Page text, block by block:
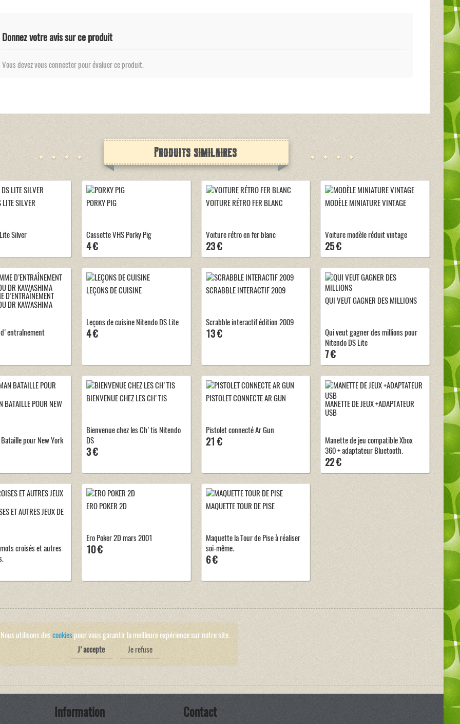
Donnez votre avis sur ce produit
Vous devez vous connecter pour évaluer ce produit.
Produits similaires
SILVER
Silver
PORKY PIG
Cassette VHS Porky Pig
4 €
VOITURE RÉTRO FER BLANC
Voiture rétro en fer blanc
23 €
MODÈLE MINIATURE VINTAGE
Voiture modèle réduit vintage
25 €
D’ENTRAÎNEMENT
DR KAWASHIMA
LEÇONS DE CUISINE
Leçons de cuisine Nitendo DS Lite
4 €
SCRABBLE INTERACTIF 2009
Scrabble interactif édition 2009
13 €
QUI VEUT GAGNER DES MILLIONS
Qui veut gagner des millions pour
Nitendo DS Lite
7 €
BATAILLE POUR NEW
pour New York
BIENVENUE CHEZ LES CH'TIS
Bienvenue chez les Ch'tis Nitendo
DS
3 €
PISTOLET CONNECTE AR GUN
Pistolet connecté Ar Gun
21 €
MANETTE DE JEUX +ADAPTATEUR
USB
Manette de jeu compatible Xbox
360 + adaptateur Bluetooth.
22 €
ET AUTRES JEUX DE
croisés et autres
ERO POKER 2D
Ero Poker 2D mars 2001
10 €
MAQUETTE TOUR DE PISE
Maquette la Tour de Pise à réaliser
soi-même.
6 €
Nous utilisons des cookiespour vous garantir la meilleure expérience sur notre site.
J'accepte
Je refuse
Information Contact